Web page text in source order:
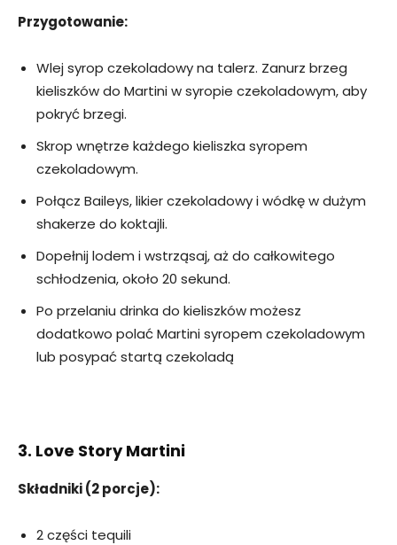
Przygotowanie:
Wlej syrop czekoladowy na talerz. Zanurz brzeg
kieliszków do Martini w syropie czekoladowym, aby
pokryć brzegi.
Skrop wnętrze każdego kieliszka syropem
czekoladowym.
Połącz Baileys, likier czekoladowy i wódkę w dużym
shakerze do koktajli.
Dopełnij lodem i wstrząsaj, aż do całkowitego
schłodzenia, około 20 sekund.
Po przelaniu drinka do kieliszków możesz
dodatkowo polać Martini syropem czekoladowym
lub posypać startą czekoladą
3. Love Story Martini
Składniki (2 porcje):
2 części tequili